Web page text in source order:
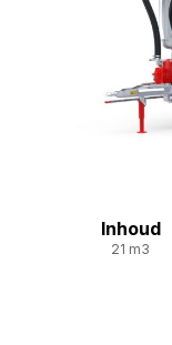
Inhoud
21 m3